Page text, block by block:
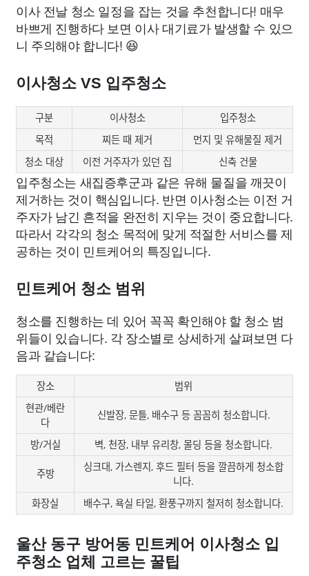
이사 전날 청소 일정을 잡는 것을 추천합니다! 매우
바쁘게 진행하다 보면 이사 대기료가 발생할 수 있으
니 주의해야 합니다! 😆
이사청소 VS 입주청소
구분 이사청소
입주청소
목적
찌든 때 제거
먼지 및 유해물질 제거
청소 대상
이전 거주자가 있던 집 신축 건물
입주청소는 새집증후군과 같은 유해 물질을 깨끗이
제거하는 것이 핵심입니다. 반면 이사청소는 이전 거
주자가 남긴 흔적을 완전히 지우는 것이 중요합니다.
따라서 각각의 청소 목적에 맞게 적절한 서비스를 제
공하는 것이 민트케어의 특징입니다.
민트케어 청소 범위
청소를 진행하는 데 있어 꼭꼭 확인해야 할 청소 범
위들이 있습니다. 각 장소별로 상세하게 살펴보면 다
음과 같습니다:
장소
범위
현관/베란
다
신발장, 문틀, 배수구 등 꼼꼼히 청소합니다.
방/거실 벽, 천장, 내부 유리창, 몰딩 등을 청소합니다.
주방
싱크대, 가스렌지, 후드 필터 등을 깔끔하게 청소합
니다.
화장실
배수구, 욕실 타일, 환풍구까지 철저히 청소합니다.
울산 동구 방어동 민트케어 이사청소 입
주청소 업체 고르는 꿀팁